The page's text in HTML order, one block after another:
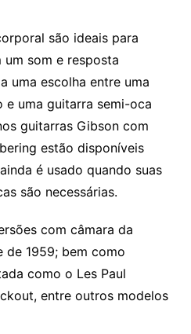
são ideais para
som e resposta
uma escolha entre uma
uma guitarra semi-oca
guitarras Gibson com
estão disponíveis
é usado quando suas
são necessárias.
com câmara da
de 1959; bem como
como o Les Paul
entre outros modelos